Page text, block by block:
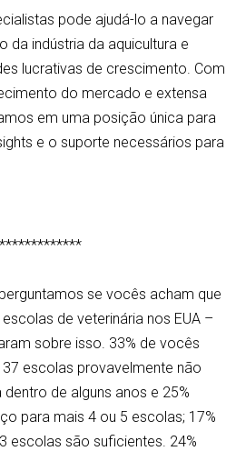
pode ajudá-lo a navegar
da indústria da aquicultura e
lucrativas de crescimento. Com
do mercado e extensa
em uma posição única para
e o suporte necessários para
se vocês acham que
de veterinária nos EUA –
sobre isso. 33% de vocês
escolas provavelmente não
de alguns anos e 25%
para mais 4 ou 5 escolas; 17%
escolas são suficientes. 24%